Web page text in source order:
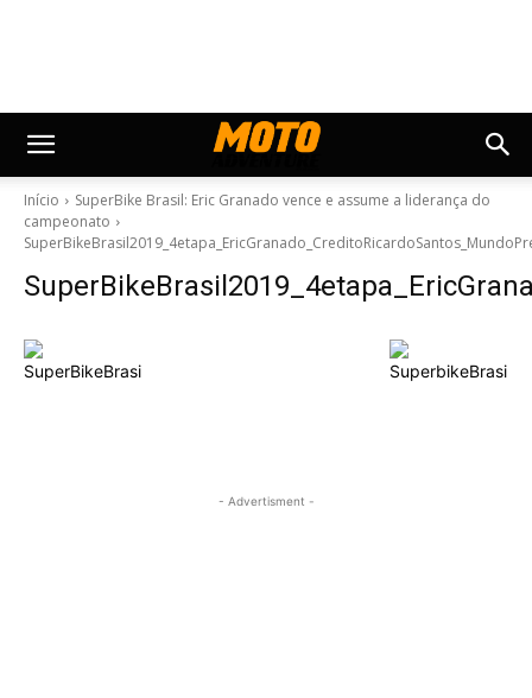
Início
SuperBike Brasil: Eric Granado vence e assume a liderança do
campeonato
- Advertisment -